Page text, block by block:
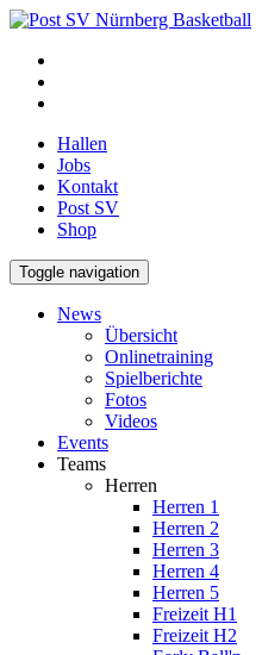
Hallen
Jobs
Kontakt
Post SV
Shop
Toggle navigation
News
Übersicht
Onlinetraining
Spielberichte
Fotos
Videos
Events
Teams
Herren
Herren 1
Herren 2
Herren 3
Herren 4
Herren 5
Freizeit H1
Freizeit H2